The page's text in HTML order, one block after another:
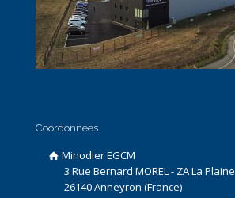
Coordonnées
Minodier EGCM
3 Rue Bernard MOREL - ZA La Plaine
26140 Anneyron (France)